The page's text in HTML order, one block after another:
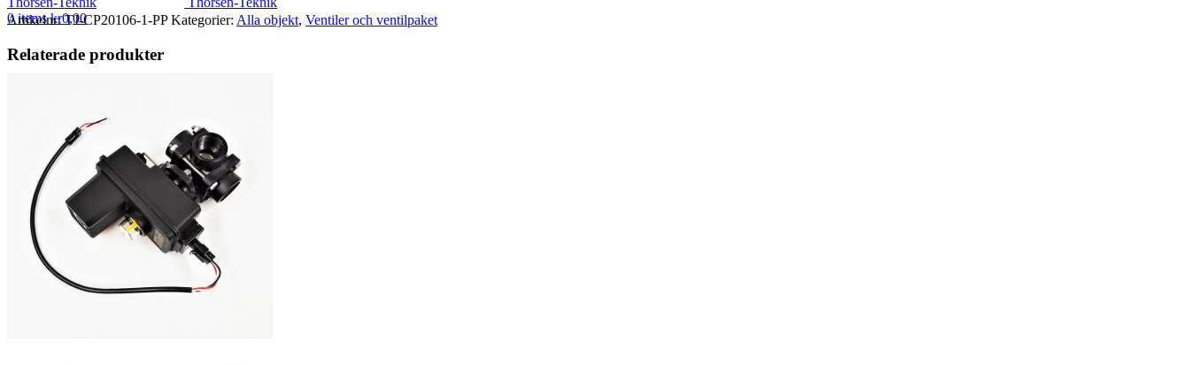
0items kr0,00
Artikelnr:TJ-CP20106-1-PPKategorier: Alla objekt, Ventiler och ventilpaket
Relaterade produkter